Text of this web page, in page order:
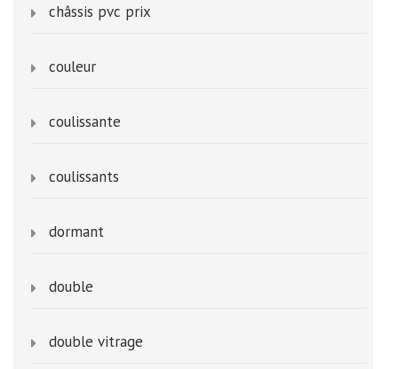
châssis pvc prix
couleur
coulissante
coulissants
dormant
double
double vitrage